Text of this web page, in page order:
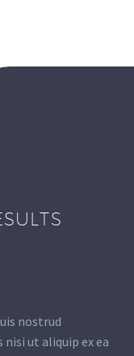
nostrud
ut aliquip ex ea